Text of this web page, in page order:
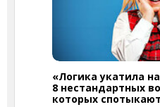
«Логика укатила
8 нестандартных
которых